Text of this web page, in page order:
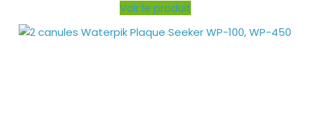
Voir le produit